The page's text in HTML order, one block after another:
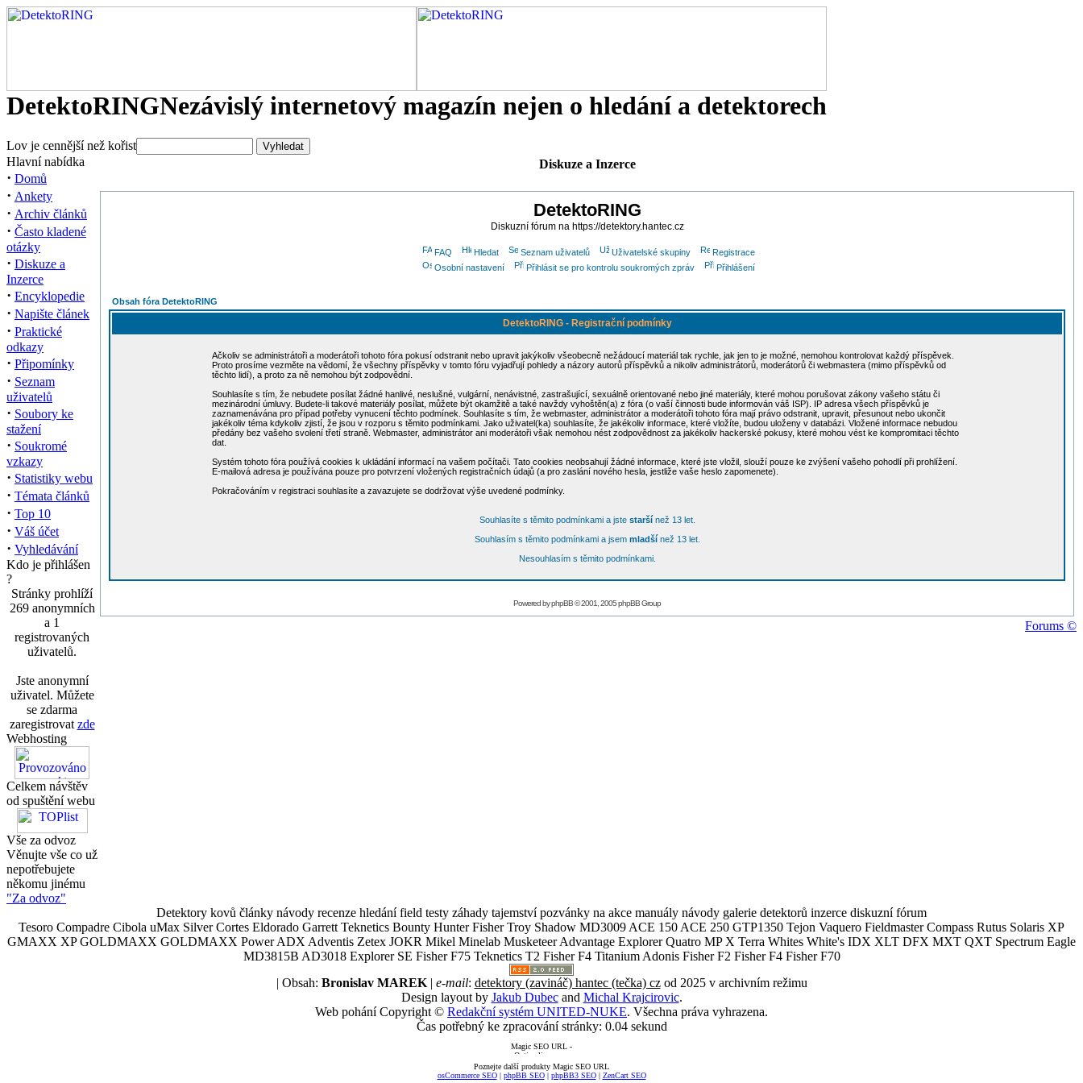
DetektoRINGNezávislý internetový magazín nejen o hledání a detektorech
Lov je cennější než kořist
Hlavní nabídka
· Domů
· Ankety
· Archiv článků
· Často kladené
otázky
· Diskuze a
Inzerce
· Encyklopedie
· Napište článek
· Praktické
odkazy
· Připomínky
· Seznam
uživatelů
· Soubory ke
stažení
· Soukromé
vzkazy
· Statistiky webu
· Témata článků
· Top 10
· Váš účet
· Vyhledávání
Kdo je přihlášen
?
Stránky prohlíží
269 anonymních
a 1
registrovaných
uživatelů.
Jste anonymní
uživatel. Můžete
se zdarma
zaregistrovat zde
Webhosting
Celkem návštěv
od spuštění webu
Vše za odvoz
Věnujte vše co už
nepotřebujete
někomu jinému
"Za odvoz"
Diskuze a Inzerce
DetektoRING
Diskuzní fórum na https://detektory.hantec.cz
FAQ Hledat Seznam uživatelů Uživatelské skupiny
Registrace
Osobní nastavení
Přihlásit se pro kontrolu soukromých zpráv Přihlášení
Obsah fóra DetektoRING
DetektoRING - Registrační podmínky
Ačkoliv se administrátoři a moderátoři tohoto fóra pokusí odstranit nebo upravit jakýkoliv všeobecně nežádoucí materiál tak rychle, jak jen to je možné, nemohou kontrolovat každý příspěvek.
Proto prosíme vezměte na vědomí, že všechny příspěvky v tomto fóru vyjadřují pohledy a názory autorů příspěvků a nikoliv administrátorů, moderátorů či webmastera (mimo příspěvků od
těchto lidí), a proto za ně nemohou být zodpovědní.
Souhlasíte s tím, že nebudete posílat žádné hanlivé, neslušné, vulgární, nenávistné, zastrašující, sexuálně orientované nebo jiné materiály, které mohou porušovat zákony vašeho státu či
mezinárodní úmluvy. Budete-li takové materiály posílat, můžete být okamžitě a také navždy vyhoštěn(a) z fóra (o vaší činnosti bude informován váš ISP). IP adresa všech příspěvků je
zaznamenávána pro případ potřeby vynucení těchto podmínek. Souhlasíte s tím, že webmaster, administrátor a moderátoři tohoto fóra mají právo odstranit, upravit, přesunout nebo ukončit
jakékoliv téma kdykoliv zjistí, že jsou v rozporu s těmito podmínkami. Jako uživatel(ka) souhlasíte, že jakékoliv informace, které vložíte, budou uloženy v databázi. Vložené informace nebudou
předány bez vašeho svolení třetí straně. Webmaster, administrátor ani moderátoři však nemohou nést zodpovědnost za jakékoliv hackerské pokusy, které mohou vést ke kompromitaci těchto
dat.
Systém tohoto fóra používá cookies k ukládání informací na vašem počítači. Tato cookies neobsahují žádné informace, které jste vložil, slouží pouze ke zvýšení vašeho pohodlí při prohlížení.
E-mailová adresa je používána pouze pro potvrzení vložených registračních údajů (a pro zaslání nového hesla, jestliže vaše heslo zapomenete).
Pokračováním v registraci souhlasíte a zavazujete se dodržovat výše uvedené podmínky.
Souhlasíte s těmito podmínkami a jste staršínež 13 let.
Souhlasím s těmito podmínkami a jsem mladšínež 13 let.
Nesouhlasím s těmito podmínkami.
Powered byphpBB© 2001, 2005 phpBB Group
Forums ©
Detektory kovů články návody recenze hledání field testy záhady tajemství pozvánky na akce manuály návody galerie detektorů inzerce diskuzní fórum
Tesoro Compadre Cibola uMax Silver Cortes Eldorado Garrett Teknetics Bounty Hunter Fisher Troy Shadow MD3009 ACE 150 ACE 250 GTP1350 Tejon Vaquero Fieldmaster Compass Rutus Solaris XP
GMAXX XP GOLDMAXX GOLDMAXX Power ADX Adventis Zetex JOKR Mikel Minelab Musketeer Advantage Explorer Quatro MP X Terra Whites White's IDX XLT DFX MXT QXT Spectrum Eagle
MD3815B AD3018 Explorer SE Fisher F75 Teknetics T2 Fisher F4 Titanium Adonis Fisher F2 Fisher F4 Fisher F70
| Obsah: Bronislav MAREK| e-mail: detektory (zavináč) hantec (tečka) czod 2025 v archivním režimu
Design layout by Jakub Dubecand Michal Krajcirovic.
Web pohání Copyright © Redakční systém UNITED-NUKE. Všechna práva vyhrazena.
Čas potřebný ke zpracování stránky: 0.04 sekund
Poznejte další produkty Magic SEO URL
osCommerce SEO| phpBB SEO| phpBB3 SEO| ZenCart SEO